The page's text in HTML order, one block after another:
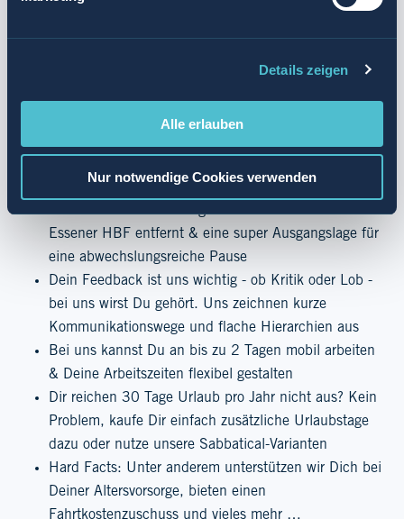
Details zeigen
Alle erlauben
Nur notwendige Cookies verwenden
Unsere Werte sind nicht nur Deko. Wir leben eine
sich vom Studierenden bis zum CEO jeder duzt
Bereichen „Beruf & Kinder“ und „Beruf & Pflege“
Attraktive Innenstadt-Lage: Nur 7 Geh-Minuten vom
Essener HBF entfernt & eine super Ausgangslage für
eine abwechslungsreiche Pause
Dein Feedback ist uns wichtig - ob Kritik oder Lob -
bei uns wirst Du gehört. Uns zeichnen kurze
Kommunikationswege und flache Hierarchien aus
Bei uns kannst Du an bis zu 2 Tagen mobil arbeiten
& Deine Arbeitszeiten flexibel gestalten
Dir reichen 30 Tage Urlaub pro Jahr nicht aus? Kein
Problem, kaufe Dir einfach zusätzliche Urlaubstage
dazu oder nutze unsere Sabbatical-Varianten
Hard Facts: Unter anderem unterstützen wir Dich bei
Deiner Altersvorsorge, bieten einen
Fahrtkostenzuschuss und vieles mehr …